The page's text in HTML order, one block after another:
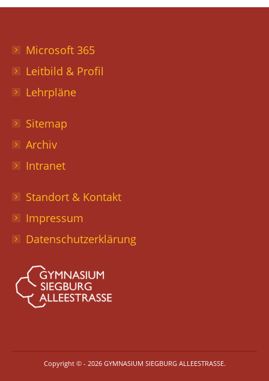
Microsoft 365
Leitbild & Profil
Lehrpläne
Sitemap
Archiv
Intranet
Standort & Kontakt
Impressum
Datenschutzerklärung
Copyright © - 2026 GYMNASIUM SIEGBURG ALLEESTRASSE.